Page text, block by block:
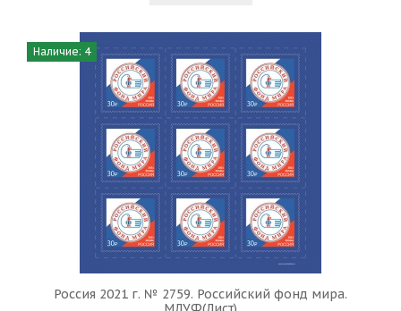
Наличие: 4
Россия 2021 г. № 2759. Российский фонд мира.